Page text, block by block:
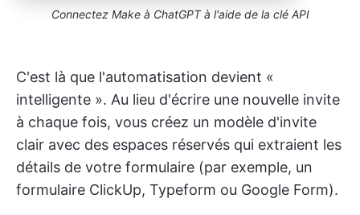
Connectez Make à ChatGPT à l'aide de la clé API
C'est là que l'automatisation devient «
intelligente ». Au lieu d'écrire une nouvelle invite
à chaque fois, vous créez un modèle d'invite
clair avec des espaces réservés qui extraient les
détails de votre formulaire (par exemple, un
formulaire ClickUp, Typeform ou Google Form).